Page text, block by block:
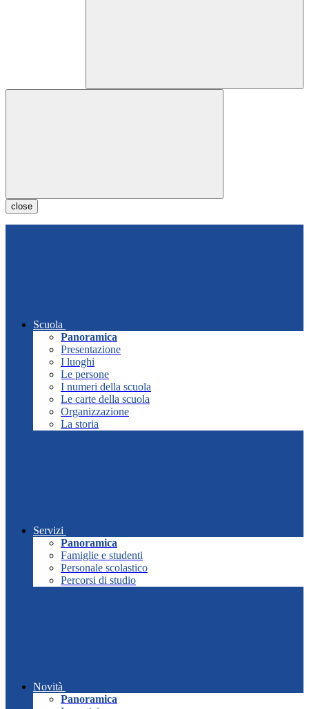
close
Scuola
Panoramica
Presentazione
I luoghi
Le persone
I numeri della scuola
Le carte della scuola
Organizzazione
La storia
Servizi
Panoramica
Famiglie e studenti
Personale scolastico
Percorsi di studio
Novità
Panoramica